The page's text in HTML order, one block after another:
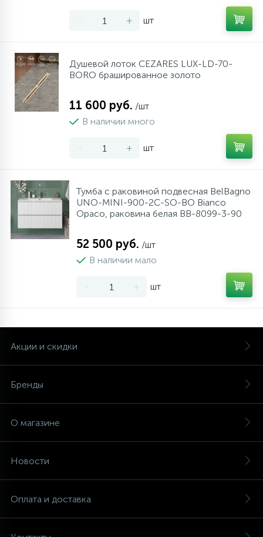
- + шт
Душевой лоток CEZARES LUX-LD-70-
BORO брашированное золото
11 600 руб. /шт
В наличии много
- + шт
Тумба с раковиной подвесная BelBagno
UNO-MINI-900-2C-SO-BO Bianco
Opaco, раковина белая BB-8099-3-90
52 500 руб. /шт
В наличии мало
- + шт
Акции и скидки
Бренды
О магазине
Новости
Оплата и доставка